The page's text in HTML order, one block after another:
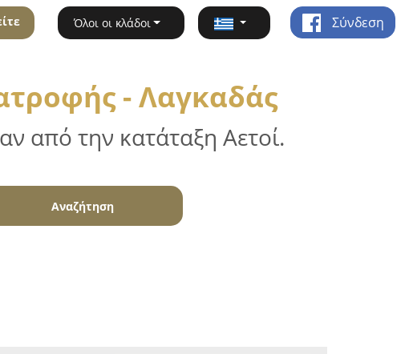
Όλοι οι κλάδοι Σύνδεση
- Λαγκαδάς
από την κατάταξη Αετοί.
Αναζήτηση